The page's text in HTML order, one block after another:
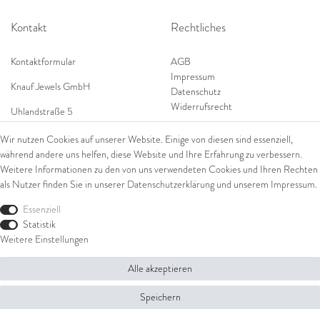
Kontakt
Kontaktformular
Knauf Jewels GmbH
Uhlandstraße 5
65189 Wiesbaden
Tel: 0049 (0) 173 84 727 84
Tel: 0044 (0)75 84 79 84 18
E-Mail: info@knauf-jewels.com
Shop
Rechtliches
AGB
Impressum
Datenschutz
Widerrufsrecht
© Copyright 2026 Knauf Jewels GmbH | Alle Rechte vorbehalten.
Wir nutzen Cookies auf unserer Website. Einige von diesen sind essenziell,
während andere uns helfen, diese Website und Ihre Erfahrung zu verbessern.
Weitere Informationen zu den von uns verwendeten Cookies und Ihren Rechten
als Nutzer finden Sie in unserer Daten­schutz­erklärung und unserem Impressum.
Essenziell
Statistik
Weitere Einstellungen
Alle akzeptieren
Speichern